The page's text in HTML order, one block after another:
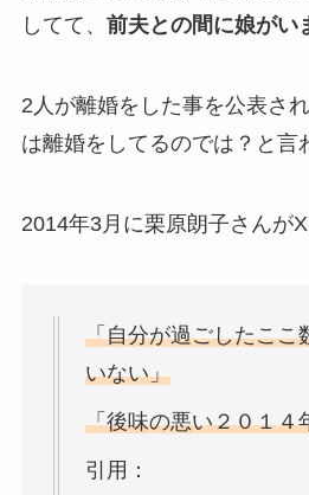
してて、 前夫との間に娘がい
2人が離婚をした事を公表さ
は離婚をしてるのでは？と言
2014年3月に栗原朗子さんが
「自分が過ごしたここ
いない」
「後味の悪い２０１４
引用：